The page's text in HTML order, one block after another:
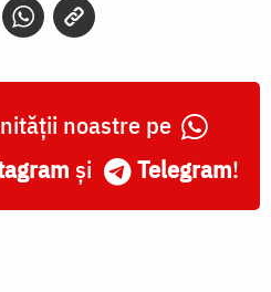
noastre pe
și Telegram!